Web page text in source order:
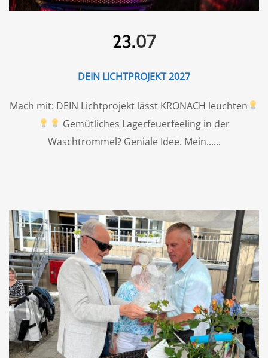
23.07
DEIN LICHTPROJEKT 2027
Mach mit: DEIN Lichtprojekt lässt KRONACH leuchten
Gemütliches Lagerfeuerfeeling in der
Waschtrommel? Geniale Idee. Mein...